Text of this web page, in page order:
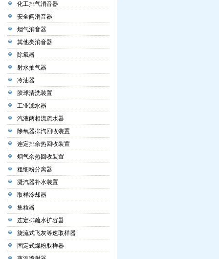
化工排气消音器
安全阀消音器
烟气消音器
其他类消音器
除氧器
射水抽气器
冷油器
胶球清洗装置
工业滤水器
汽液两相流疏水器
除氧器排汽回收装置
连定排余热回收装置
烟气余热回收装置
粗细粉分离器
凝汽器补水装置
取样冷却器
集粒器
连定排疏水扩容器
旋流式飞灰等速取样器
固定式煤粉取样器